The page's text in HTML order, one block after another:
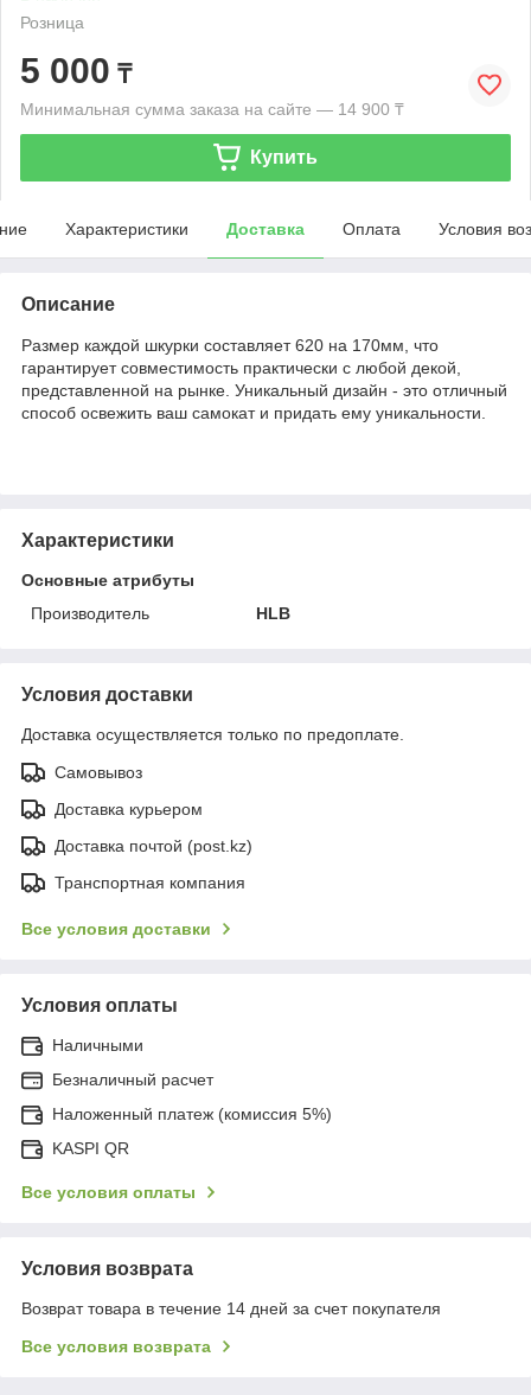
Розница
5 000 ₸
Минимальная сумма заказа на сайте — 14 900 ₸
Купить
Характеристики Доставка Оплата Условия
Описание
Размер каждой шкурки составляет 620 на 170мм, что
гарантирует совместимость практически с любой декой,
представленной на рынке. Уникальный дизайн - это отличный
способ освежить ваш самокат и придать ему уникальности.
Характеристики
Основные атрибуты
Производитель
HLB
Условия доставки
Доставка осуществляется только по предоплате.
Самовывоз
Доставка курьером
Доставка почтой (post.kz)
Транспортная компания
Все условия доставки
Условия оплаты
Наличными
Безналичный расчет
Наложенный платеж (комиссия 5%)
KASPI QR
Все условия оплаты
Условия возврата
Возврат товара в течение 14 дней за счет покупателя
Все условия возврата